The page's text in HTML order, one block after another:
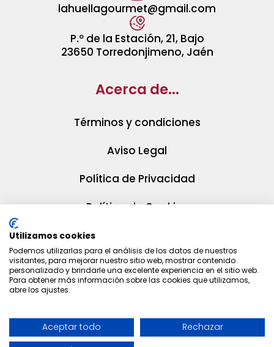
lahuellagourmet@gmail.com
P.º de la Estación, 21, Bajo
23650 Torredonjimeno, Jaén
Acerca de...
Términos y condiciones
Aviso Legal
Política de Privacidad
Política de Cookies
© 2025 La Huella Gourmet | Diseño web
¿Necesitas ayuda? Contáctanos
Utilizamos cookies
Podemos utilizarlas para el análisis de los datos de nuestros
visitantes, para mejorar nuestro sitio web, mostrar contenido
personalizado y brindarle una excelente experiencia en el sitio web.
Para obtener más información sobre las cookies que utilizamos,
abre los ajustes.
Aceptar todo
Rechazar